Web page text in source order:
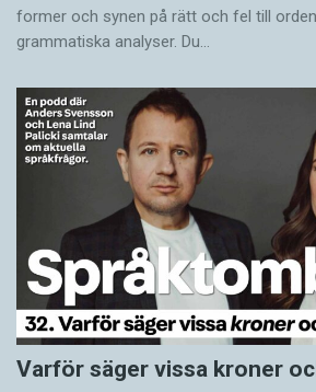
former och synen på rätt och fel till
grammatiska analyser. Du…
Varför säger vissa kroner